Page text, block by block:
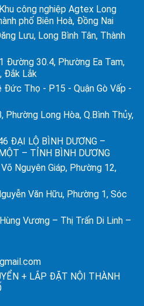
công nghiệp Agtex Long
phố Biên Hoà, Đồng Nai
Lưu, Long Bình Tân, Thành
Đường 30.4, Phường Ea Tam,
Đắk Lắk
Đức Thọ - P15 - Quận Gò Vấp -
Phường Long Hòa, Q.Bình Thủy,
ĐẠI LỘ BÌNH DƯƠNG –
– TỈNH BÌNH DƯƠNG
Nguyên Giáp, Phường 12,
Văn Hữu, Phường 1, Sóc
Vương – Thị Trấn Di Linh –
+ LẮP ĐẶT NỘI THÀNH